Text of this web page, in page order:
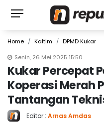
Home Kaltim
DPMD Kukar
Senin, 26 Mei 2025 15:50
Kukar Percepat
Koperasi Merah
Tantangan
Editor : Arnas Amdas